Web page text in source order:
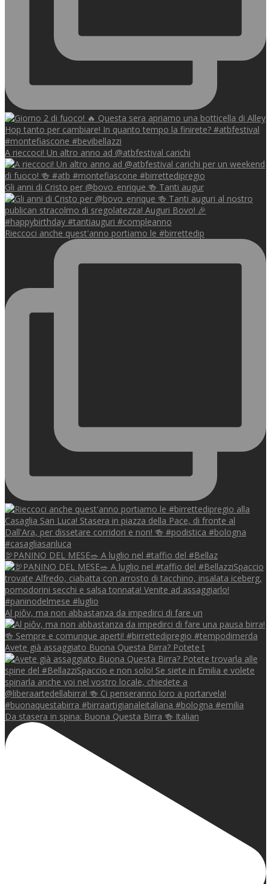
A rieccoci! Un altro anno ad @atbfestival carichi
Gli anni di Cristo per @bovo_enrique 🍻 Tanti augur
Rieccoci anche quest'anno portiamo le #birrettedip
🦃PANINO DEL MESE🥗 A luglio nel #taffio del #Bellaz
Al piôv, ma non abbastanza da impedirci di fare un
Avete già assaggiato Buona Questa Birra? Potete t
Da stasera in spina: Buona Questa Birra 🍻 Italian